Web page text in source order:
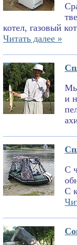
котел, газовый
Читать далее »
Мы
и
С
С